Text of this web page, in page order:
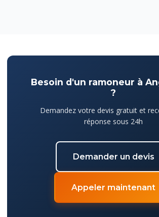
Besoin d'un ramoneur à
?
Demandez votre devis gratuit et
réponse sous 24h
Demander un devis
Appeler maintenant